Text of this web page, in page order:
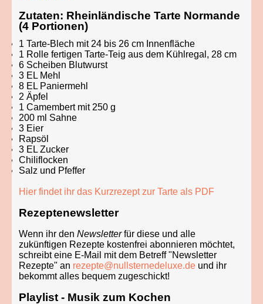
Zutaten: Rheinländische Tarte Normande
(4 Portionen)
1 Tarte-Blech mit 24 bis 26 cm Innenfläche
1 Rolle fertigen Tarte-Teig aus dem Kühlregal, 28 cm
6 Scheiben Blutwurst
3 EL Mehl
8 EL Paniermehl
2 Äpfel
1 Camembert mit 250 g
200 ml Sahne
3 Eier
Rapsöl
3 EL Zucker
Chiliflocken
Salz und Pfeffer
Hier findet ihr das Kurzrezept zur Tarte als PDF
Rezeptenewsletter
Wenn ihr den Newsletterfür diese und alle
zukünftigen Rezepte kostenfrei abonnieren möchtet,
schreibt eine E-Mail mit dem Betreff "Newsletter
Rezepte" an rezepte@nullsternedeluxe.de und ihr
bekommt alles bequem zugeschickt!
Playlist - Musik zum Kochen